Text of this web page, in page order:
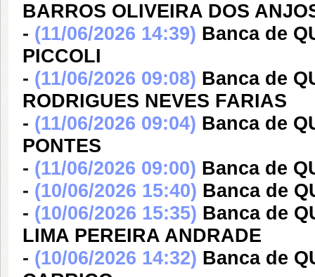
BARROS OLIVEIRA DOS
- (11/06/2026 14:39) Banca de
PICCOLI
- (11/06/2026 09:08) Banca de
RODRIGUES NEVES FARIAS
- (11/06/2026 09:04) Banca de
PONTES
- (11/06/2026 09:00) Banca de
- (10/06/2026 15:40) Banca de
- (10/06/2026 15:35) Banca de
LIMA PEREIRA ANDRADE
- (10/06/2026 14:32) Banca de